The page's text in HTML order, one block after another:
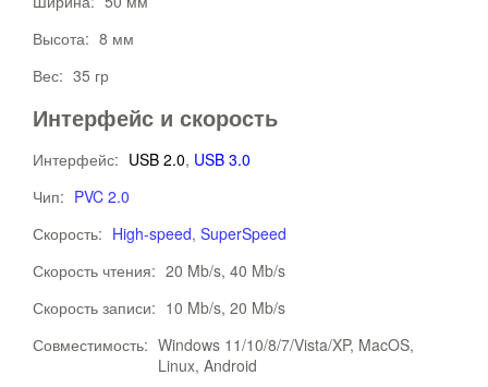
Высота: 8 мм
Вес: 35 гр
Интерфейс и скорость
Интерфейс: USB 2.0, USB 3.0
Чип: PVC 2.0
Скорость: High-speed, SuperSpeed
Скорость чтения: 20 Mb/s, 40 Mb/s
Скорость записи: 10 Mb/s, 20 Mb/s
Совместимость: Windows 11/10/8/7/Vista/XP, MacOS,
Linux, Android